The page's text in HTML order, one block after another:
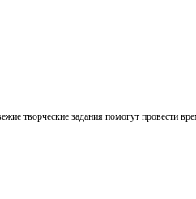
творческие задания помогут провести